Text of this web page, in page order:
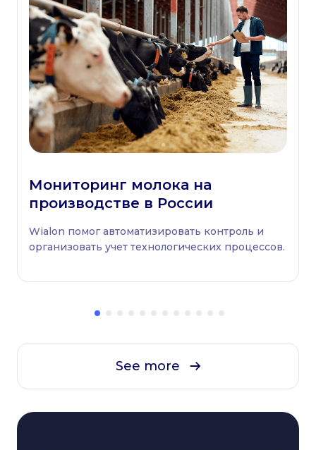
Мониторинг молока на
производстве в России
Wialon помог автоматизировать контроль и
организовать учет технологических процессов.
See more